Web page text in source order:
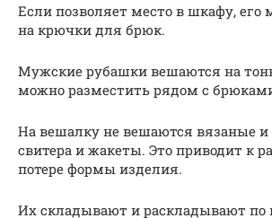
Если позволяет место в шкафу, его
на крючки для брюк.
Мужские рубашки вешаются на
можно разместить рядом с
На вешалку не вешаются вязаные
свитера и жакеты. Это приводит к
потере формы изделия.
Их складывают и раскладывают по